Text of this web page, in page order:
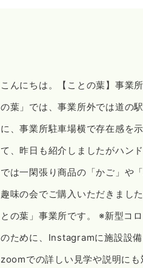
こんにちは。【ことの葉】事業
の葉」では、事業所外では道の
に、事業所駐車場横で存在感を
て、昨日も紹介しましたがハン
では一閑張り商品の「かご」や
趣味の会でご購入いただきまし
との葉」事業所です。 ※新型コ
のために、Instagramに施設設
zoomでの詳しい見学や説明に